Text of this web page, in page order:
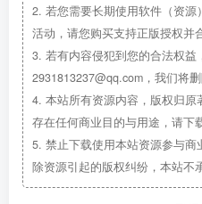
2. 若您需要长期使用软件（资
活动，请您购买支持正版授权并
3. 若有内容侵犯到您的合法权益
2931813237@qq.com，我们将
4. 本站所有资源内容，版权归
存在任何商业目的与用途，请下
5. 禁止下载使用本站资源参与
除资源引起的版权纠纷，本站不